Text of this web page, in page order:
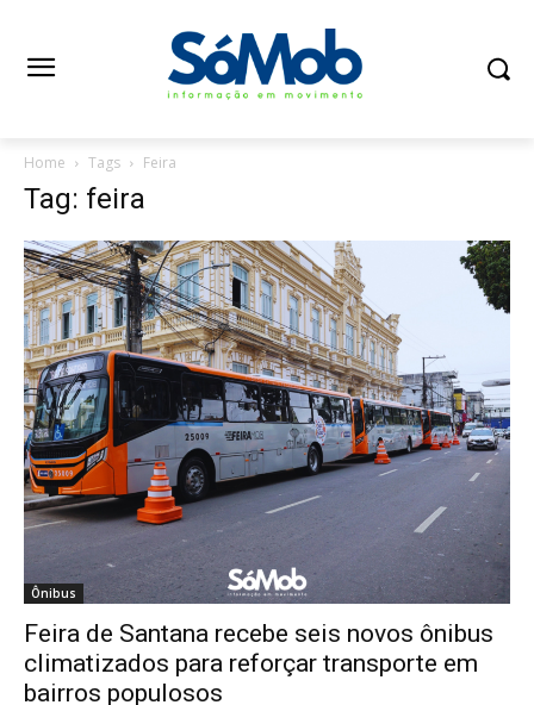
Home Tags Feira
Tag: feira
Ônibus
Feira de Santana recebe seis novos ônibus
climatizados para reforçar transporte em
bairros populosos